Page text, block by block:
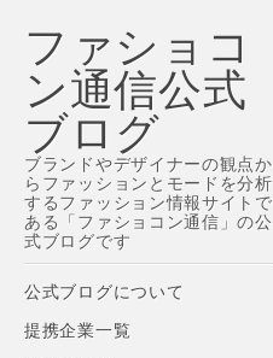
ファショコ
ン通信公式
ブログ
ブランドやデザイナーの観点か
らファッションとモードを分析
するファッション情報サイトで
ある「ファショコン通信」の公
式ブログです
Main
menu
Skip
content
公式ブログについて
提携企業一覧